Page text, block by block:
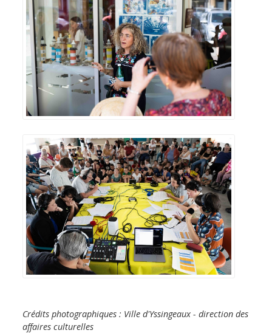
Crédits photographiques : Ville d'Yssingeaux - direction des
affaires culturelles